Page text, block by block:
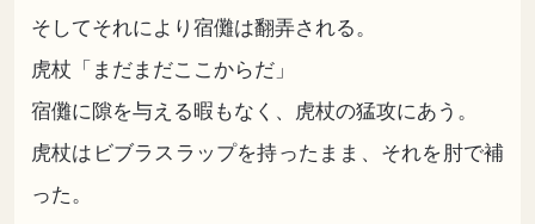
そしてそれにより宿儺は翻弄される。
虎杖「まだまだここからだ」
宿儺に隙を与える暇もなく、虎杖の猛攻にあう。
虎杖はビブラスラップを持ったまま、それを肘で補
った。